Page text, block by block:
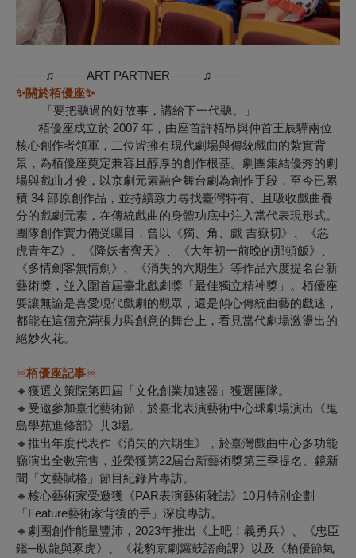
─── ♫ ─── ART PARTNER ─── ♫ ───
✨關於栢優座✨
「要把聽過的好故事，講給下一代聽。」
栢優座成立於 2007 年，由座首許栢昂與仲首王辰驊兩位
核心創作者領軍，二位皆擁有現代劇場與傳統戲曲的紮實背
景，為栢優座奠定兼容且醇厚的創作根基。劇團集結優秀的劇
場與戲曲才俊，以京劇元素融合舞台劇為創作手段，至今已累
積 34 部原創作品，並持續致力尋找臺灣特有、且吸收戲曲養
分的戲劇元素，在傳統戲曲的身體功底中注入當代表現形式。
團隊創作實力備受矚目，曾以《獨、角、戲 吉嶽切》、《惡
虎青年Z》、《降妖者齊天》、《大年初一前晚的那頓飯》、
《多情劍客無情劍》、《消失的六期生》等作品六度提名台新
藝術獎，並入圍首屆臺北戲劇獎「最佳獨立精神獎」。栢優座
要讓無論是喜愛現代戲劇的觀眾，還是傾心傳統曲藝的戲迷，
都能在這個充滿張力與創意的舞台上，看見當代劇場激盪出的
絕妙火花。
♾️栢優座記事♾️
🔸獲選文策院第四屆「文化創業加速器」獲選團隊。
🔸受邀參加臺北藝術節，於臺北表演藝術中心球劇場演出《鬼
島學苑進修部》共3場。
🔸推出年度代表作《消失的六期生》，於臺灣戲曲中心多功能
廳演出全數完售，並榮獲第22屆台新藝術獎第三季提名、鏡新
聞「文藝賦格」節目紀錄片專訪。
🔸核心藝術家受邀獲《PAR表演藝術雜誌》10月特別企劃
「Feature藝術家背後的手」深度專訪。
🔸劇團創作能量豐沛，2023年推出《上吧！義勇兵》、《忠臣
鑑─臥龍與冢虎》、《花豹京劇鑼鼓諮商課》以及《栢優節氣